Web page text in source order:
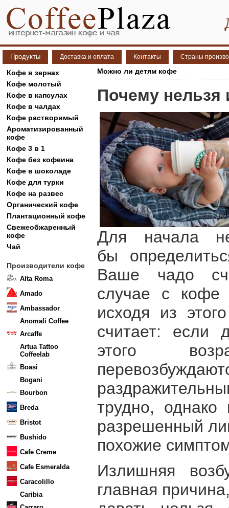
Продукты Доставка и оплата Контакты Страны
Кофе в зернах
Кофе молотый
Кофе в капсулах
Кофе в чалдах
Кофе растворимый
Ароматизированный
кофе
Кофе 3 в 1
Кофе без кофеина
Кофе в шоколаде
Кофе для турки
Кофе на развес
Органический кофе
Плантационный кофе
Свежеобжаренный
кофе
Чай
Производители кофе
Alta Roma
Amado
Ambassador
Anomali Coffee
Arcaffe
Artua Tattoo
Coffeelab
Boasi
Bogani
Bourbon
Breda
Bristot
Bushido
Cafe Creme
Cafe Esmeralda
Caracolillo
Caribia
Можно ли детям кофе
Почему нельзя
Для начала
бы
Ваше чадо
случае с кофе
исходя из
считает: если
этого
трудно,
разрешенный
похожие
Излишняя
главная